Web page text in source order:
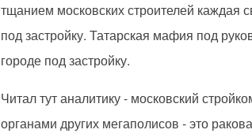
тщанием московских строителей каждая
под застройку. Татарская мафия под
городе под застройку.
Читал тут аналитику - московский
органами других мегаполисов - это